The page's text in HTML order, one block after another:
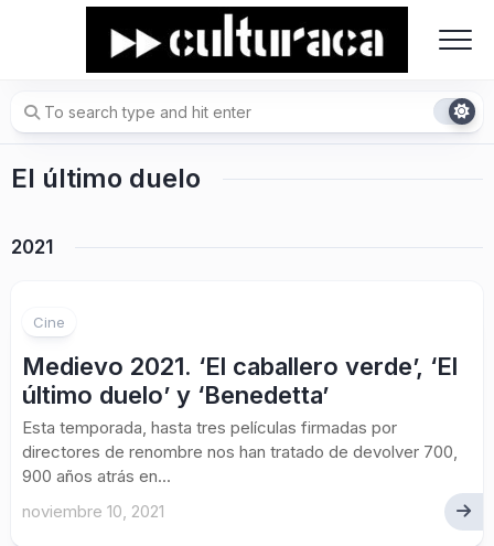
El último duelo
2021
Cine
Medievo 2021. ‘El caballero verde’, ‘El
último duelo’ y ‘Benedetta’
Esta temporada, hasta tres películas firmadas por
directores de renombre nos han tratado de devolver 700,
900 años atrás en...
noviembre 10, 2021